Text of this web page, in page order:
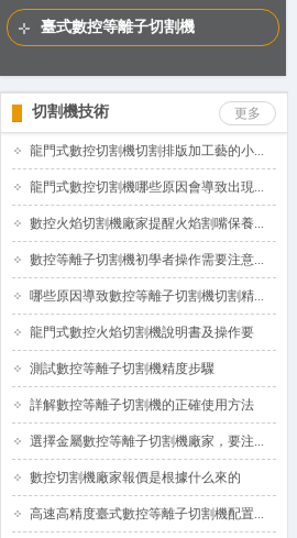
臺式數控等離子切割機
更多
切割機技術
龍門式數控切割機切割排版加工藝的小...
龍門式數控切割機哪些原因會導致出現...
數控火焰切割機廠家提醒火焰割嘴保養...
數控等離子切割機初學者操作需要注意...
哪些原因導致數控等離子切割機切割精...
龍門式數控火焰切割機說明書及操作要
測試數控等離子切割機精度步驟
詳解數控等離子切割機的正確使用方法
選擇金屬數控等離子切割機廠家，要注...
數控切割機廠家報價是根據什么來的
高速高精度臺式數控等離子切割機配置...